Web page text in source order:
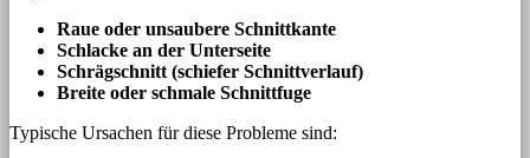
Raue oder unsaubere Schnittkante
Schlacke an der Unterseite
Schrägschnitt (schiefer Schnittverlauf)
Breite oder schmale Schnittfuge
Typische Ursachen für diese Probleme sind: